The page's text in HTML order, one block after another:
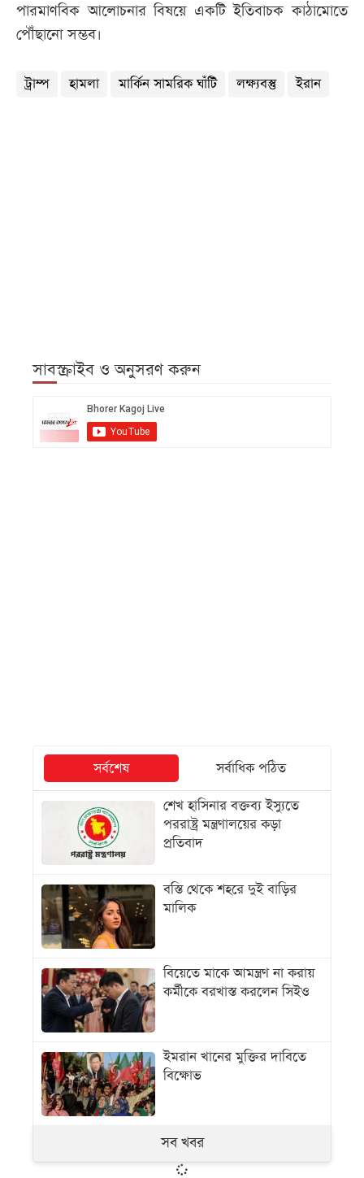
পারমাণবিক আলোচনার বিষয়ে একটি ইতিবাচক কাঠামোতে
পৌঁছানো সম্ভব।
ট্রাম্প হামলা মার্কিন সামরিক ঘাঁটি লক্ষ্যবস্তু ইরান
সাবস্ক্রাইব ও অনুসরণ করুন
সর্বশেষ
সর্বাধিক পঠিত
শেখ হাসিনার বক্তব্য ইস্যুতে
পররাষ্ট্র মন্ত্রণালয়ের কড়া
প্রতিবাদ
বস্তি থেকে শহরে দুই বাড়ির
মালিক
বিয়েতে মাকে আমন্ত্রণ না করায়
কর্মীকে বরখাস্ত করলেন সিইও
ইমরান খানের মুক্তির দাবিতে
বিক্ষোভ
সব খবর